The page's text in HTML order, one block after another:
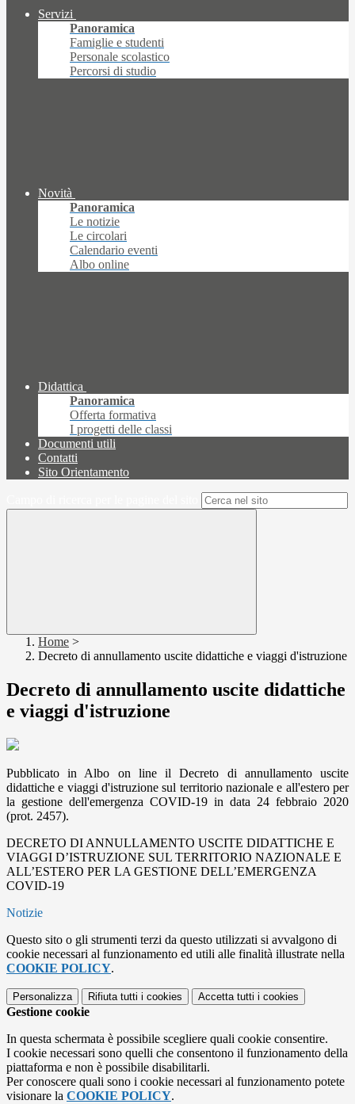
Servizi
Panoramica
Famiglie e studenti
Personale scolastico
Percorsi di studio
Novità
Panoramica
Le notizie
Le circolari
Calendario eventi
Albo online
Didattica
Panoramica
Offerta formativa
I progetti delle classi
Documenti utili
Contatti
Sito Orientamento
Home >
Decreto di annullamento uscite didattiche e viaggi d'istruzione
Decreto di annullamento uscite didattiche
e viaggi d'istruzione
Pubblicato in Albo on line il Decreto di annullamento uscite
didattiche e viaggi d'istruzione sul territorio nazionale e all'estero per
la gestione dell'emergenza COVID-19 in data 24 febbraio 2020
(prot. 2457).
DECRETO DI ANNULLAMENTO USCITE DIDATTICHE E
VIAGGI D’ISTRUZIONE SUL TERRITORIO NAZIONALE E
ALL’ESTERO PER LA GESTIONE DELL’EMERGENZA
COVID-19
Notizie
Questo sito o gli strumenti terzi da questo utilizzati si avvalgono di
cookie necessari al funzionamento ed utili alle finalità illustrate nella
COOKIE POLICY.
Personalizza Rifiuta tutti i cookies Accetta tutti i cookies
Gestione cookie
In questa schermata è possibile scegliere quali cookie consentire.
I cookie necessari sono quelli che consentono il funzionamento della
piattaforma e non è possibile disabilitarli.
Per conoscere quali sono i cookie necessari al funzionamento potete
visionare la COOKIE POLICY.